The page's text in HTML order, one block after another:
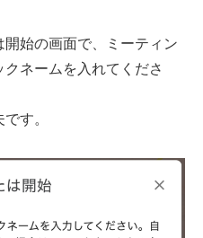
始の画面で、ミーティン
ネームを入れてくださ
す。